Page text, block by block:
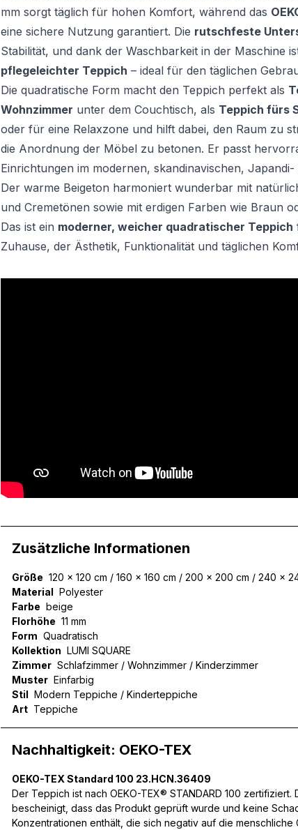
mm sorgt täglich für hohen Komfort, während das
eine sichere Nutzung garantiert. Die rutschfeste
Stabilität, und dank der Waschbarkeit in der Maschine
pflegeleichter Teppich – ideal für den täglichen
Die quadratische Form macht den Teppich perfekt als
Wohnzimmer unter dem Couchtisch, als Teppich fürs
oder für eine Relaxzone und hilft dabei, den Raum zu
die Anordnung der Möbel zu betonen. Er passt
Einrichtungen im modernen, skandinavischen,
Der warme Beigeton harmoniert wunderbar mit
und Cremetönen sowie mit erdigen Farben wie Braun
Das ist ein moderner, weicher quadratischer Teppich
Zuhause, der Ästhetik, Funktionalität und täglichen
Zusätzliche Informationen
Größe 120 x 120 cm / 160 x 160 cm / 200 x 200 cm / 240 x
Material Polyester
Farbe beige
Florhöhe 11 mm
Form Quadratisch
Kollektion LUMI SQUARE
Zimmer Schlafzimmer / Wohnzimmer / Kinderzimmer
Muster Einfarbig
Stil Modern Teppiche / Kinderteppiche
Art Teppiche
Nachhaltigkeit: OEKO-TEX
OEKO-TEX Standard 100 23.HCN.36409
Der Teppich ist nach OEKO-TEX® STANDARD 100 zertifiziert.
bescheinigt, dass das Produkt geprüft wurde und keine
Konzentrationen enthält, die sich negativ auf die menschliche
Wir verwenden Cookies, um Inhalte und Anzeigen
können und um unseren Traffic zu analysieren.
Website an unsere Partner für soziale Medien,
mit weiteren Daten zusammenführen, die Sie ihnen
Dienste gesammelt haben.
Notwendig
Notwendige Cookies sind erforderlich, um die
Beispiel das Bereitstellen eines sicheren Log-ins
speichern keine personenbezogenen Daten.
Präferenz-Cookies ermöglichen es einer Website,
Website aussieht oder funktioniert, wie zum